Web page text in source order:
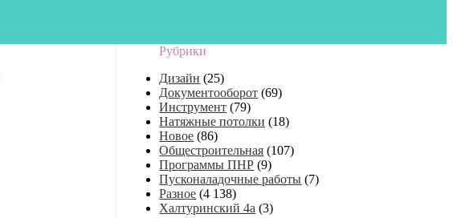
Рубрики
Дизайн (25)
Документооборот (69)
Инструмент (79)
Натяжные потолки (18)
Новое (86)
Общестроительная (107)
Программы ПНР (9)
Пусконаладочные работы (7)
Разное (4 138)
Халтуринский 4а (3)